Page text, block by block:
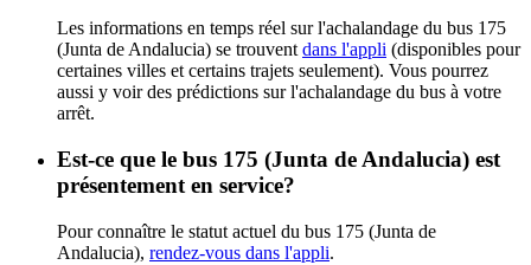
Les informations en temps réel sur l'achalandage du bus 175
(Junta de Andalucia) se trouvent dans l'appli (disponibles pour
certaines villes et certains trajets seulement). Vous pourrez
aussi y voir des prédictions sur l'achalandage du bus à votre
arrêt.
Est-ce que le bus 175 (Junta de Andalucia) est
présentement en service?
Pour connaître le statut actuel du bus 175 (Junta de
Andalucia), rendez-vous dans l'appli.